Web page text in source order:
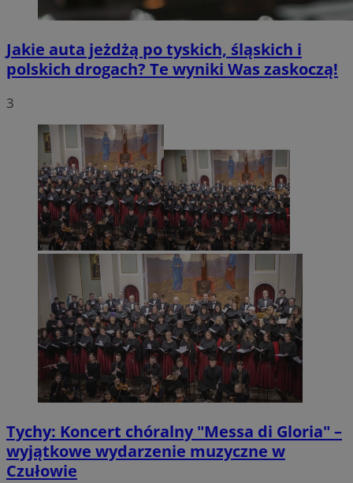
Jakie auta jeżdżą po tyskich, śląskich i
polskich drogach? Te wyniki Was zaskoczą!
3
Tychy: Koncert chóralny "Messa di Gloria" –
wyjątkowe wydarzenie muzyczne w
Czułowie